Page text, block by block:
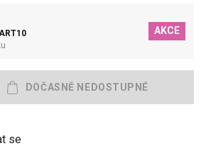
AKCE
se